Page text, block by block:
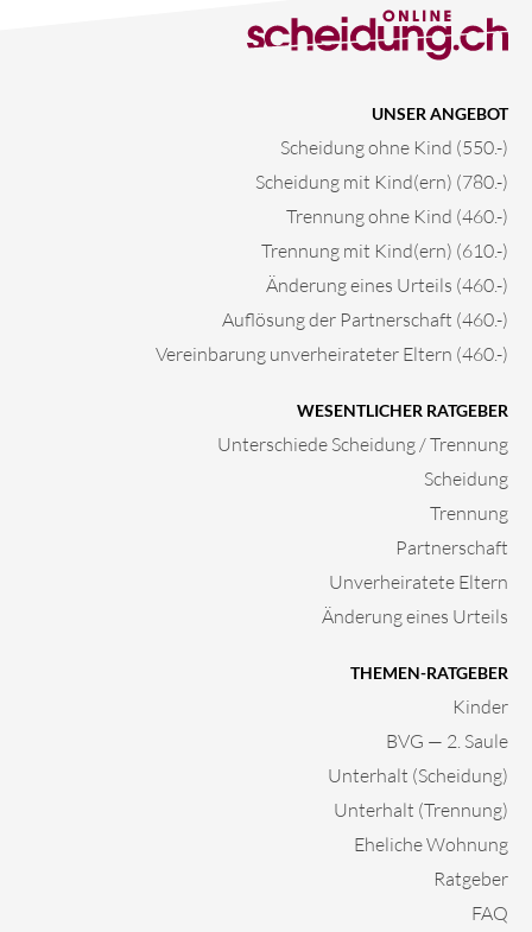
UNSER ANGEBOT
Scheidung ohne Kind (550.-)
Scheidung mit Kind(ern) (780.-)
Trennung ohne Kind (460.-)
Trennung mit Kind(ern) (610.-)
Änderung eines Urteils (460.-)
Auflösung der Partnerschaft (460.-)
Vereinbarung unverheirateter Eltern (460.-)
WESENTLICHER RATGEBER
Unterschiede Scheidung / Trennung
Scheidung
Trennung
Partnerschaft
Unverheiratete Eltern
Änderung eines Urteils
THEMEN-RATGEBER
Kinder
BVG — 2. Saule
Unterhalt (Scheidung)
Unterhalt (Trennung)
Eheliche Wohnung
Ratgeber
FAQ